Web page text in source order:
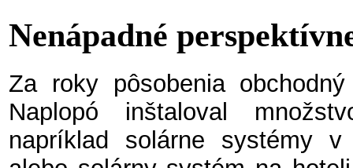
Nenápadné
Za roky pôsobenia
Naplopó inštaloval
napríklad solárne systémy